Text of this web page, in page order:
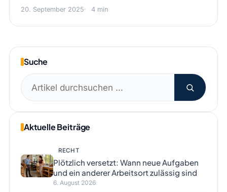
20. September 2025 4 min
Suche
Suchen
nach:
Aktuelle Beiträge
RECHT
Plötzlich versetzt: Wann neue Aufgaben
und ein anderer Arbeitsort zulässig sind
6. August 2026